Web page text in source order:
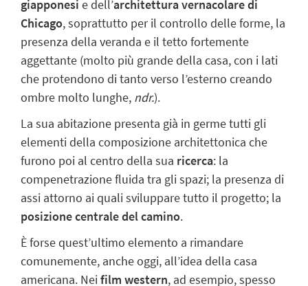
giapponesi e dell’architettura vernacolare di
Chicago, soprattutto per il controllo delle forme, la
presenza della veranda e il tetto fortemente
aggettante (molto più grande della casa, con i lati
che protendono di tanto verso l’esterno creando
ombre molto lunghe, ndr.).
La sua abitazione presenta già in germe tutti gli
elementi della composizione architettonica che
furono poi al centro della sua ricerca: la
compenetrazione fluida tra gli spazi; la presenza di
assi attorno ai quali sviluppare tutto il progetto; la
posizione centrale del camino.
È forse quest’ultimo elemento a rimandare
comunemente, anche oggi, all’idea della casa
americana. Neifilm western, ad esempio, spesso